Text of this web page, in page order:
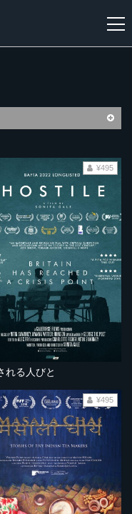
れる人びと
¥495
¥495